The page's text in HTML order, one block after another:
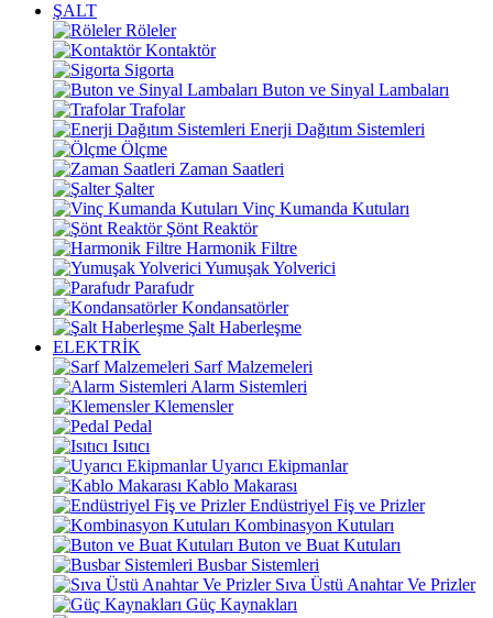
ŞALT
Röleler
Kontaktör
Sigorta
Buton ve Sinyal Lambaları
Trafolar
Enerji Dağıtım Sistemleri
Ölçme
Zaman Saatleri
Şalter
Vinç Kumanda Kutuları
Şönt Reaktör
Harmonik Filtre
Yumuşak Yolverici
Parafudr
Kondansatörler
Şalt Haberleşme
ELEKTRİK
Sarf Malzemeleri
Alarm Sistemleri
Klemensler
Pedal
Isıtıcı
Uyarıcı Ekipmanlar
Kablo Makarası
Endüstriyel Fiş ve Prizler
Kombinasyon Kutuları
Buton ve Buat Kutuları
Busbar Sistemleri
Sıva Üstü Anahtar Ve Prizler
Güç Kaynakları